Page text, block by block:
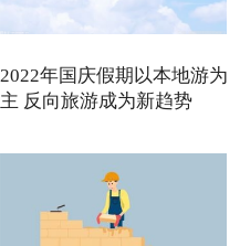
2022年国庆假期以本地游为
主 反向旅游成为新趋势